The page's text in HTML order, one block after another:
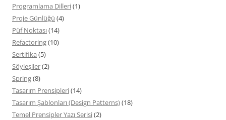
Programlama Dilleri(1)
Proje Günlüğü (4)
Püf Noktası(14)
Refactoring(10)
Sertifika (5)
Söyleşiler(2)
Spring(8)
Tasarım Prensipleri(14)
Tasarım Şablonları (Design Patterns)(18)
Temel Prensipler Yazı Serisi(2)